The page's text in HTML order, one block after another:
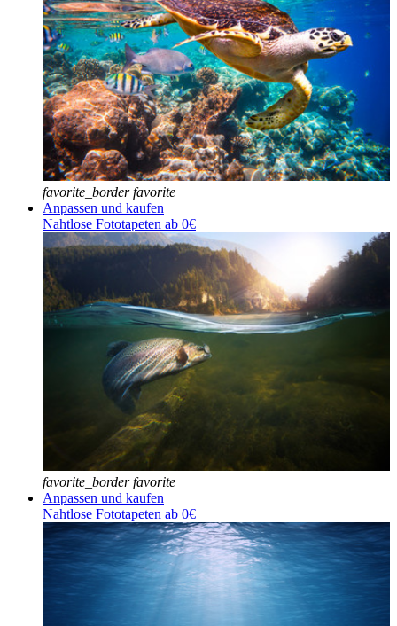
favorite_border favorite
Anpassen und kaufen
Nahtlose Fototapeten ab 0€
favorite_border favorite
Anpassen und kaufen
Nahtlose Fototapeten ab 0€